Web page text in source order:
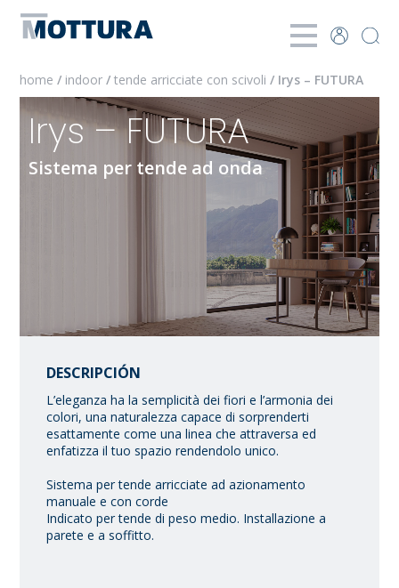
home / indoor/tende arricciate con scivoli/ Irys – FUTURA
Irys – FUTURA
Sistema per tende ad onda
DESCRIPCIÓN
L’eleganza ha la semplicità dei fiori e l’armonia dei
colori, una naturalezza capace di sorprenderti
esattamente come una linea che attraversa ed
enfatizza il tuo spazio rendendolo unico.
Sistema per tende arricciate ad azionamento
manuale e con corde
Indicato per tende di peso medio. Installazione a
parete e a soffitto.